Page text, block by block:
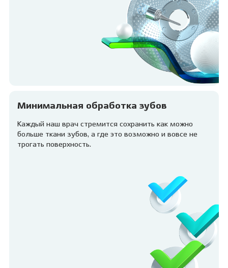
Минимальная обработка зубов
Каждый наш врач стремится сохранить как можно
больше ткани зубов, а где это возможно и вовсе не
трогать поверхность.